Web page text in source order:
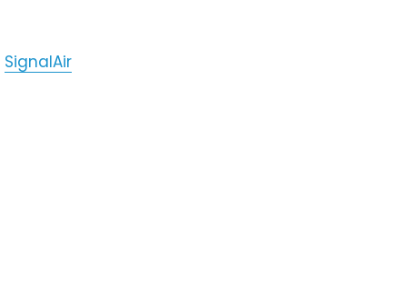
SignalAir